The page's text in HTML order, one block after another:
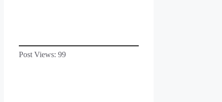
Post Views: 99